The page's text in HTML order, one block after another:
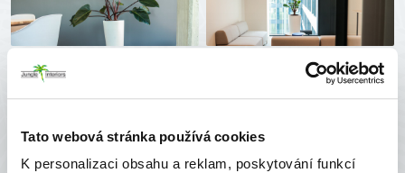
Tato webová stránka používá cookies
K personalizaci obsahu a reklam, poskytování funkcí